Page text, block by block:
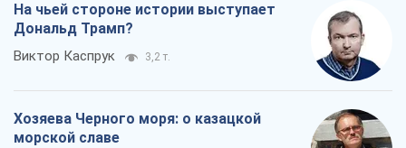
На чьей стороне истории выступает
Дональд Трамп?
Виктор Каспрук 3,2 т.
Хозяева Черного моря: о казацкой
морской славе